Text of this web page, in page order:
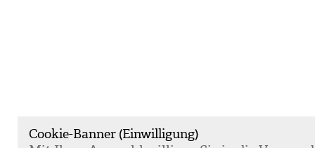
Cookie-Banner (Einwilligung)